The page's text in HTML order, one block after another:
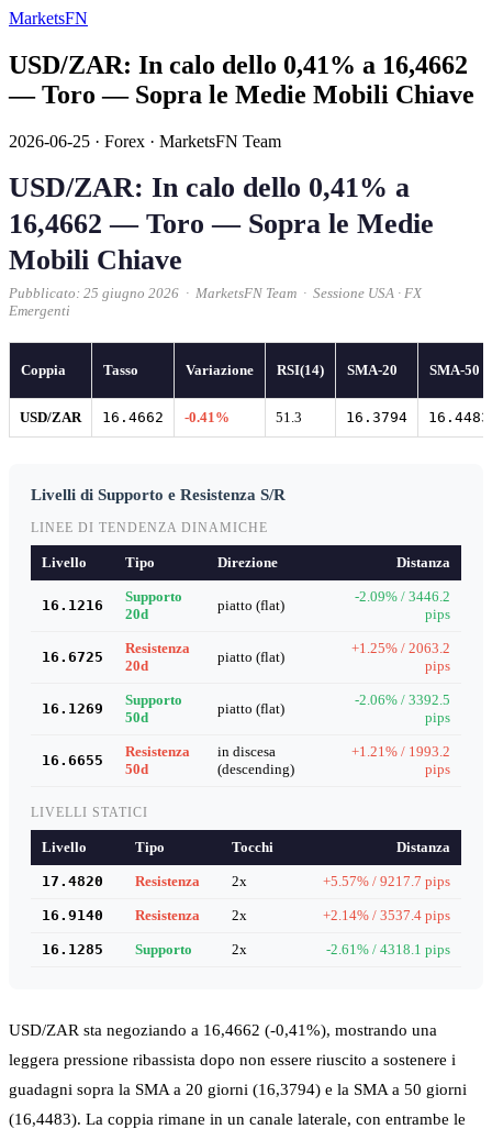
MarketsFN
USD/ZAR: In calo dello 0,41% a 16,4662
— Toro — Sopra le Medie Mobili Chiave
2026-06-25 · Forex · MarketsFN Team
USD/ZAR: In calo dello 0,41% a
16,4662 — Toro — Sopra le Medie
Mobili Chiave
Pubblicato: 25 giugno 2026 · MarketsFN Team · Sessione USA · FX
Emergenti
Coppia Tasso Variazione RSI(14) SMA-20 SMA-50
USD/ZAR 16.4662 -0.41% 51.3 16.3794 16.4483
Livelli di Supporto e Resistenza S/R
LINEE DI TENDENZA DINAMICHE
Livello Tipo Direzione Distanza
16.1216
Supporto
20d
piatto (flat)
-2.09% / 3446.2
pips
16.6725
Resistenza
20d
piatto (flat)
+1.25% / 2063.2
pips
16.1269
Supporto
50d
piatto (flat)
-2.06% / 3392.5
pips
16.6655
Resistenza
50d
in discesa
(descending)
+1.21% / 1993.2
pips
LIVELLI STATICI
Livello Tipo Tocchi Distanza
17.4820 Resistenza 2x +5.57% / 9217.7 pips
16.9140 Resistenza 2x +2.14% / 3537.4 pips
16.1285 Supporto 2x -2.61% / 4318.1 pips
USD/ZAR sta negoziando a 16,4662 (-0,41%), mostrando una
leggera pressione ribassista dopo non essere riuscito a sostenere i
guadagni sopra la SMA a 20 giorni (16,3794) e la SMA a 50 giorni
(16,4483). La coppia rimane in un canale laterale, con entrambe le